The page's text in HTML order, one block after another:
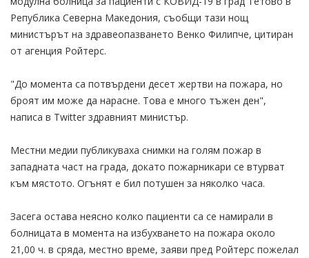
Република Северна Македония, съобщи тази нощ
министърът на здравеопазването Венко Филипче, цитиран
от агенция Ройтерс.
"До момента са потвърдени десет жертви на пожара, но
броят им може да нарасне. Това е много тъжен ден",
написа в Twitter здравният министър.
Местни медии публикуваха снимки на голям пожар в
западната част на града, докато пожарникари се втурват
към мястото. Огънят е бил потушен за няколко часа.
Засега остава неясно колко пациенти са се намирали в
болницата в момента на избухването на пожара около
21,00 ч. в сряда, местно време, заяви пред Ройтерс пожелал